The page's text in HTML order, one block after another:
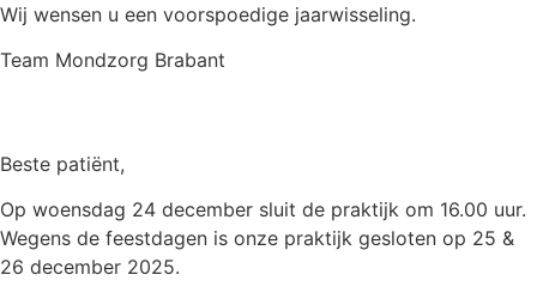
Wij wensen u een voorspoedige jaarwisseling.
Team Mondzorg Brabant
Beste patiënt,
Op woensdag 24 december sluit de praktijk om 16.00 uur.
Wegens de feestdagen is onze praktijk gesloten op 25 &
26 december 2025.